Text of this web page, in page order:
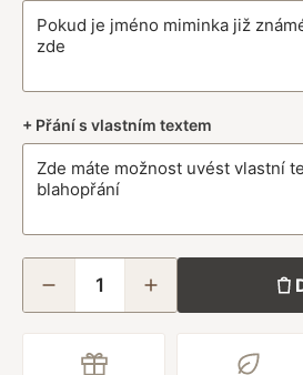
+ Přání s vlastním textem